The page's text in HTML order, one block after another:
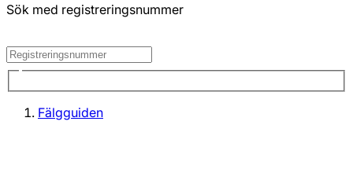
Sök med registreringsnummer
Fälgguiden